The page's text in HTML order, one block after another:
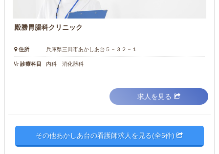
殿勝胃腸科クリニック
住所 兵庫県三田市あかしあ台５－３２－１
診療科目 内科 消化器科
求人を見る
その他あかしあ台の看護師求人を見る(全5件)